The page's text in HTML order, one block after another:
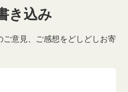
き込み
意見、ご感想をどしどしお寄